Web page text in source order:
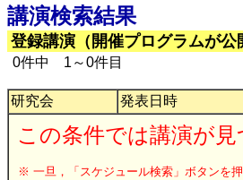
講演検索結果
登録講演（開催プログラムが公
0件中 1～0件目
研究会 発表日時
この条件では講演が
※ 一旦，「スケジュール検索」ボタンを